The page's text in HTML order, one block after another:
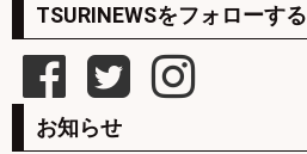
TSURINEWSをフォローする
お知らせ